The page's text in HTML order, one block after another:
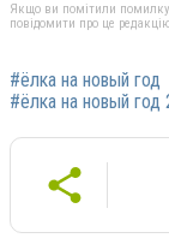
Якщо ви помітили помилку,
повідомити про це
#ёлка на новый год
#ёлка на новый год